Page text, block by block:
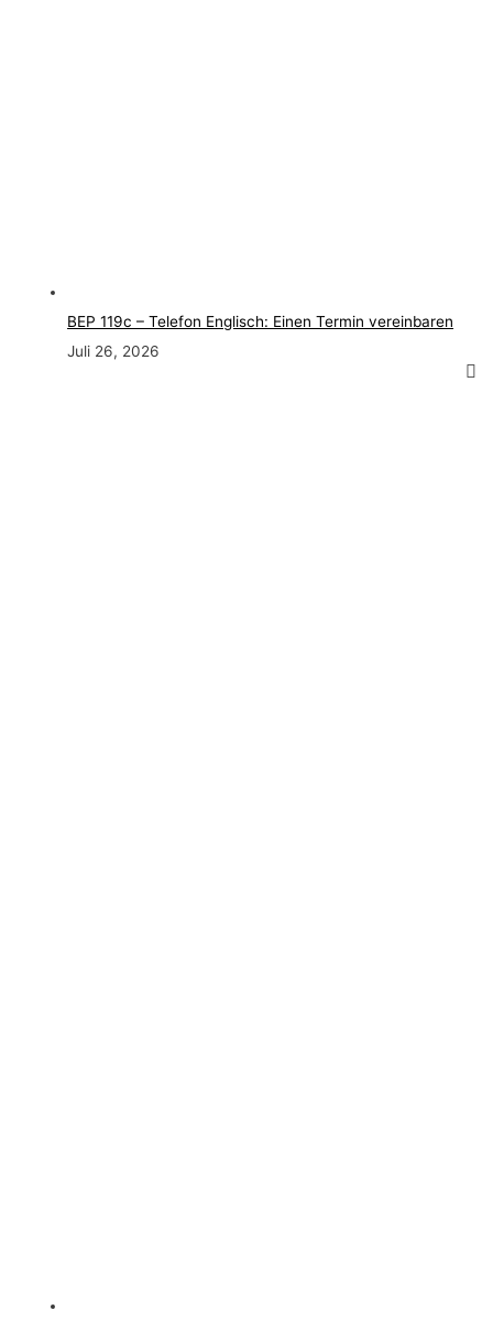
BEP 119c – Telefon Englisch: Einen Termin vereinbaren
Juli 26, 2026